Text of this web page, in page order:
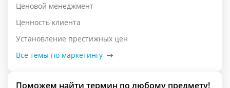
Ценовой менеджмент
Ценность клиента
Установление престижных цен
Все темы по маркетингу
Поможем найти термин по любому предмету!